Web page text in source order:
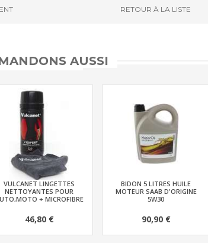
RETOUR À LA LISTE
AUSSI
VULCANET LINGETTES
NETTOYANTES POUR
+ MICROFIBRE
46,80 €
BIDON 5 LITRES HUILE
MOTEUR SAAB D'ORIGINE
5W30
90,90 €